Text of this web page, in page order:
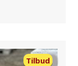
Tilbud